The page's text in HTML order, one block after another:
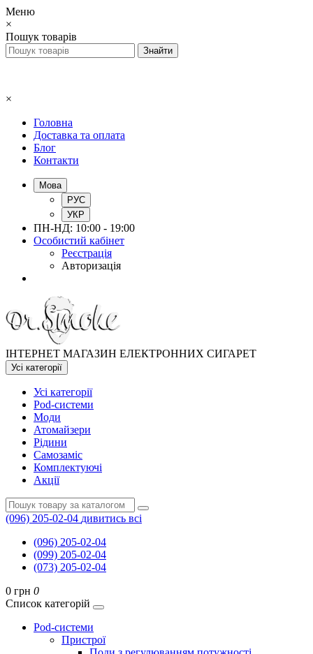
Меню
×
Пошук товарів
×
Головна
Доставка та оплата
Блог
Контакти
Мова
РУС
УКР
ПН-НД: 10:00 - 19:00
Особистий кабінет
Реєстрація
Авторизація
ІНТЕРНЕТ МАГАЗИН ЕЛЕКТРОННИХ СИГАРЕТ
Усі категорії
Усі категорії
Pod-системи
Моди
Атомайзери
Рідини
Самозаміс
Комплектуючі
Акції
(096) 205-02-04 дивитись всі
(096) 205-02-04
(099) 205-02-04
(073) 205-02-04
0 грн 0
Список категорій
Pod-системи
Пристрої